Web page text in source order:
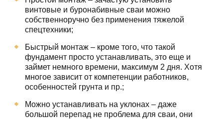
винтовые и буронабивные сваи можно
собственноручно без применения тяжелой
спецтехники;
Быстрый монтаж – кроме того, что такой
фундамент просто устанавливать, это еще и
займет немного времени, максимум 2 дня. Хотя
многое зависит от компетенции работников,
особенностей грунта и пр.;
Можно устанавливать на уклонах – даже
большой перепад не проблема для сваи, они